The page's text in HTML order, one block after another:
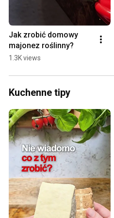
Jak zrobić domowy
majonez roślinny?
1.3K views
Kuchenne tipy